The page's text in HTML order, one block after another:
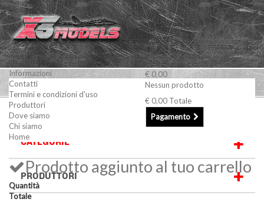
Informazioni
Contatti
Termini e condizioni d'uso
Produttori
Dove siamo
Chi siamo
Home
€ 0,00
Nessun prodotto
€ 0,00 Totale
Pagamento
Prodotto aggiunto al tuo carrello
Quantità
Totale
CATEGORIE
PRODUTTORI